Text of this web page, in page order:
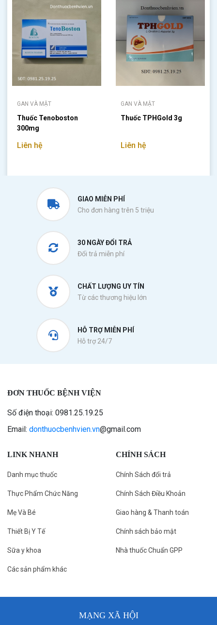
GAN VÀ MẬT
Thuốc Tenoboston
300mg
Liên hệ
GAN VÀ MẬT
Thuốc TPHGold 3g
Liên hệ
GIAO MIỄN PHÍ
Cho đơn hàng trên 5 triệu
30 NGÀY ĐỔI TRẢ
Đổi trả miễn phí
CHẤT LƯỢNG UY TÍN
Từ các thương hiệu lớn
HỖ TRỢ MIỄN PHÍ
Hỗ trợ 24/7
ĐƠN THUỐC BỆNH VIỆN
Số điện thoại: 0981.25.19.25
Email: donthuocbenhvien.vn@gmail.com
LINK NHANH
Danh mục thuốc
Thực Phẩm Chức Năng
Mẹ Và Bé
Thiết Bị Y Tế
Sữa y khoa
Các sản phẩm khác
CHÍNH SÁCH
Chính Sách đổi trả
Chính Sách Điều Khoản
Giao hàng & Thanh toán
Chính sách bảo mật
Nhà thuốc Chuẩn GPP
MẠNG XÃ HỘI